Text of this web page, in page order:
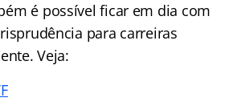
é possível ficar em dia com
para carreiras
Veja: